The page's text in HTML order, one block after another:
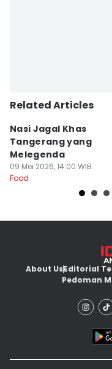
Related Articles
Nasi Jagal Khas
Tangerang yang
Melegenda
09 Mei 2026, 14:00 WIB
Food
About UsEditorial
Pedoman